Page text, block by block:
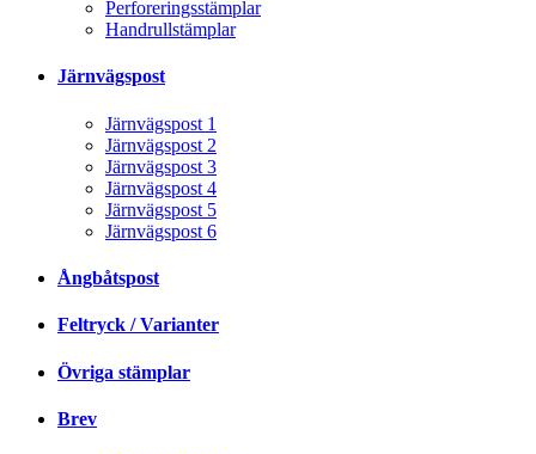
Perforeringsstämplar
Handrullstämplar
Järnvägspost
Järnvägspost 1
Järnvägspost 2
Järnvägspost 3
Järnvägspost 4
Järnvägspost 5
Järnvägspost 6
Ångbåtspost
Feltryck / Varianter
Övriga stämplar
Brev